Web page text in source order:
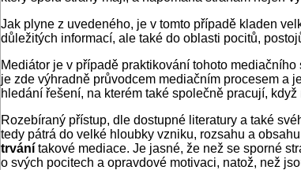
Jak plyne z uvedeného, je v tomto případě kladen
důležitých informací, ale také do oblasti pocitů,
Mediátor je v případě praktikování tohoto
je zde výhradně průvodcem mediačním procesem a
hledání řešení, na kterém také společně pracují,
Rozebíraný přístup, dle dostupné literatury a také
tedy pátrá do velké hloubky vzniku, rozsahu a
trvání takové mediace. Je jasné, že než se sporné
o svých pocitech a opravdové motivaci, natož, než